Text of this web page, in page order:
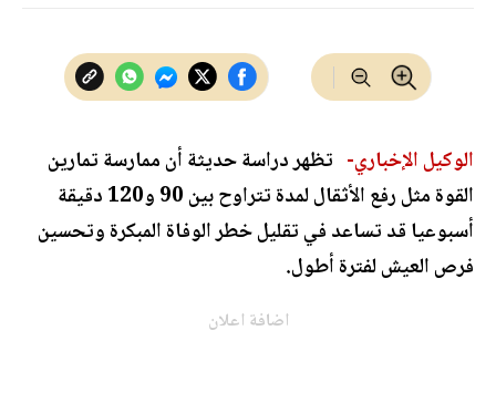
الوكيل الإخباري- تظهر دراسة حديثة أن ممارسة تمارين
القوة مثل رفع الأثقال لمدة تتراوح بين 90 و120 دقيقة
أسبوعيا قد تساعد في تقليل خطر الوفاة المبكرة وتحسين
فرص العيش لفترة أطول.
اضافة اعلان